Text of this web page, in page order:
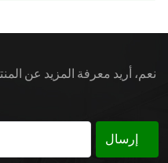
نعم، أريد معرفة المزيد عن
إرسال